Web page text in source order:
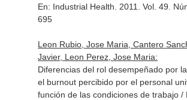
En: Industrial Health . 2011. Vol. 49.
695
Leon Rubio, Jose Maria, Cantero
Javier, Leon Perez, Jose Maria:
Diferencias del rol desempeñado por
el burnout percibido por el personal
función de las condiciones de trabajo /